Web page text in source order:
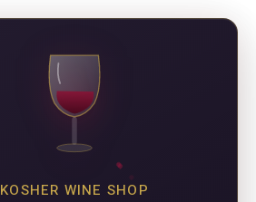
KOSHER WINE SHOP